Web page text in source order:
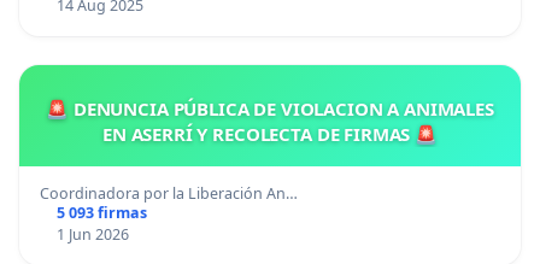
14 Aug 2025
🚨 DENUNCIA PÚBLICA DE VIOLACION A ANIMALES
EN ASERRÍ Y RECOLECTA DE FIRMAS 🚨
Coordinadora por la Liberación An…
5 093 firmas
1 Jun 2026